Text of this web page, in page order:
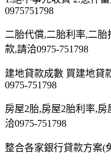
0975751798
二胎代償,二胎利率,二
款,請洽0975-751798
建地貸款成數 買建地貸
0975-751798
房屋2胎,房屋2胎利率,
洽0975-751798
整合各家銀行貸款方案(